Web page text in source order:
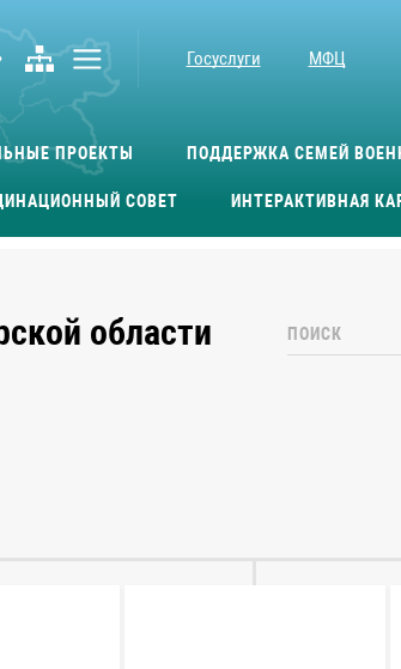
Госуслуги МФЦ
ПРОЕКТЫ ПОДДЕРЖКА СЕМЕЙ
СОВЕТ ИНТЕРАКТИВНАЯ
области